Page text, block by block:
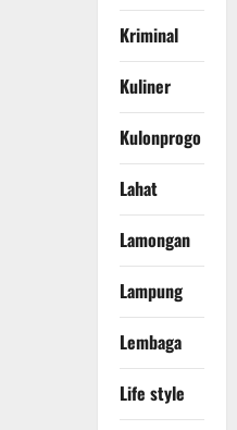
Kriminal
Kuliner
Kulonprogo
Lahat
Lamongan
Lampung
Lembaga
Life style